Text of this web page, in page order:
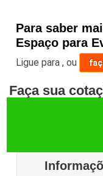
Para saber
Espaço para
Ligue para,ou
Faça sua